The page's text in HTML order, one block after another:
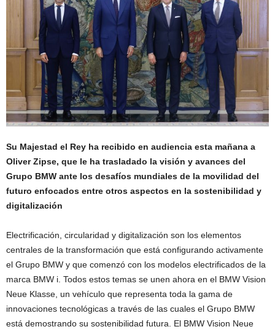
Su Majestad el Rey ha recibido en audiencia esta mañana a
Oliver Zipse, que le ha trasladado la visión y avances del
Grupo BMW ante los desafíos mundiales de la movilidad del
futuro enfocados entre otros aspectos en la sostenibilidad y
digitalización
Electrificación, circularidad y digitalización son los elementos
centrales de la transformación que está configurando activamente
el Grupo BMW y que comenzó con los modelos electrificados de la
marca BMW i. Todos estos temas se unen ahora en el BMW Vision
Neue Klasse, un vehículo que representa toda la gama de
innovaciones tecnológicas a través de las cuales el Grupo BMW
está demostrando su sostenibilidad futura. El BMW Vision Neue